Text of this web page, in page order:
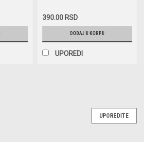
9195109 / 4444741 / 9044472
390.00 RSD
DODAJ U KORPU
UPOREDI
UPOREDITE